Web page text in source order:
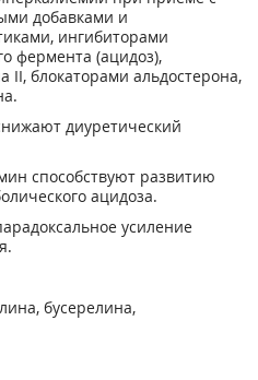
добавками и
ингибиторами
фермента (ацидоз),
II, блокаторами альдостерона,
диуретический
способствуют развитию
ацидоза.
усиление
бусерелина,